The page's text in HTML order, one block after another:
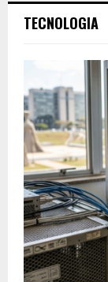
TECNOLOGIA